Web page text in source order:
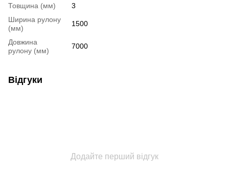
Товщина (мм)
3
Ширина рулону
(мм)
1500
Довжина
рулону (мм)
7000
Відгуки
Додайте перший відгук